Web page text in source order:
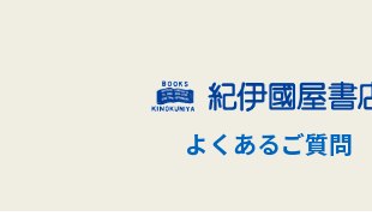
よくあるご質問